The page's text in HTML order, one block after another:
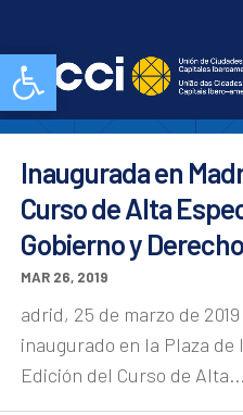
Abrir barra de herramientas
idl
Inaugurada en
Curso de Alta
Gobierno y
MAR 26, 2019
adrid, 25 de marzo de
inaugurado en la Plaza
Edición del Curso de Alta...